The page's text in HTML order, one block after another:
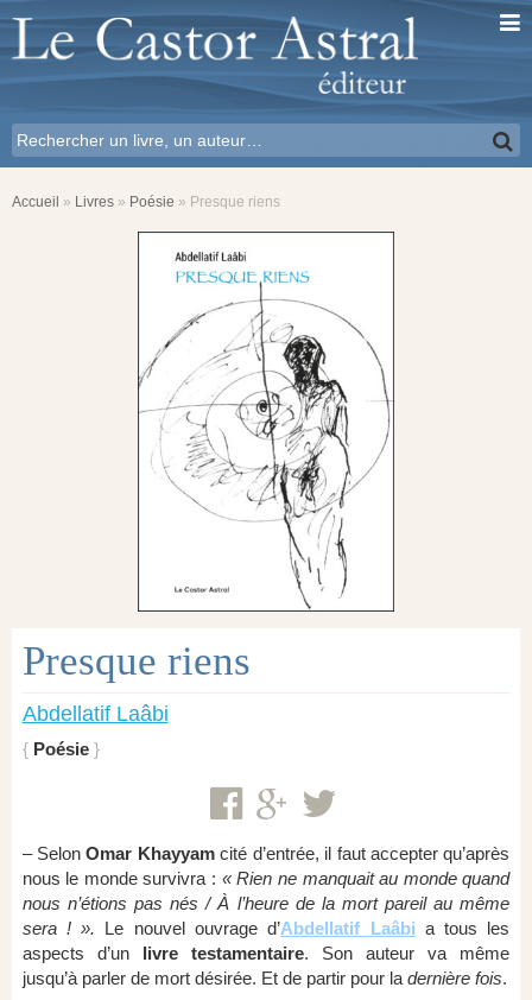
Accueil » Livres » Poésie » Presque riens
Presque riens
Abdellatif Laâbi
Poésie
– SelonOmar Khayyamcité d’entrée, il faut accepter qu’après
nous le monde survivra : « Rien ne manquait au monde quand
nous n’étions pas nés / À l’heure de la mort pareil au même
sera ! ». Le nouvel ouvrage d’Abdellatif Laâbi a tous les
aspects d’un livre testamentaire. Son auteur va même
jusqu’à parler de mort désirée. Et de partir pour la dernière fois.